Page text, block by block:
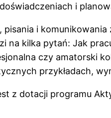
i
i komunikowania
na kilka pytań: Jak
czy amatorski
przykładach,
z dotacji programu